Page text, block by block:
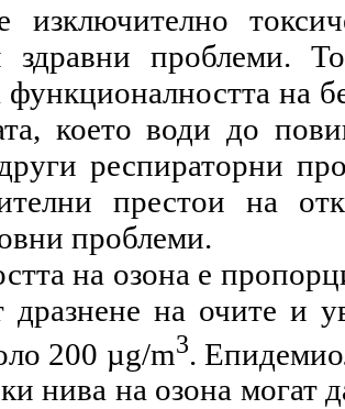
изключително
здравни проблеми.
функционалността на
което води до
респираторни
престои на
проблеми.
на озона е
дразнене на очите и
200 µg/m3.
нива на озона могат